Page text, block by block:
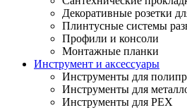
Декоративные розетки
Плинтусные системы
Профили и консоли
Монтажные планки
Инструмент и аксессуары
Инструменты для
Инструменты для
Инструменты для PEX